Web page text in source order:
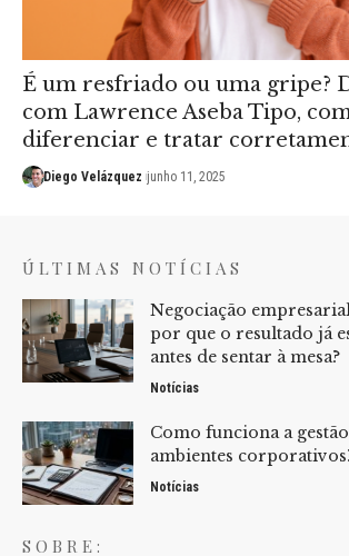
É um resfriado ou uma gripe?
com Lawrence Aseba Tipo,
diferenciar e tratar
Diego Velázquez junho 11, 2025
ÚLTIMAS NOTÍCIAS
Negociação
por que o resultado já
antes de sentar à mesa?
Notícias
Como funciona a
ambientes
Notícias
SOBRE: